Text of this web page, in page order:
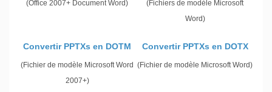
(Office 2007+ Document Word)
(Fichiers de modèle Microsoft
Word)
Convertir PPTXs en DOTM
(Fichier de modèle Microsoft Word
2007+)
Convertir PPTXs en DOTX
(Fichier de modèle Microsoft Word)